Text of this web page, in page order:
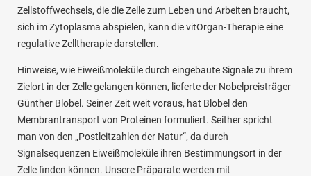
Zellstoffwechsels, die die Zelle zum Leben und Arbeiten braucht,
sich im Zytoplasma abspielen, kann die vitOrgan-Therapie eine
regulative Zelltherapie darstellen.
Hinweise, wie Eiweißmoleküle durch eingebaute Signale zu ihrem
Zielort in der Zelle gelangen können, lieferte der Nobelpreisträger
Günther Blobel. Seiner Zeit weit voraus, hat Blobel den
Membrantransport von Proteinen formuliert. Seither spricht
man von den „Postleitzahlen der Natur“, da durch
Signalsequenzen Eiweißmoleküle ihren Bestimmungsort in der
Zelle finden können. Unsere Präparate werden mit